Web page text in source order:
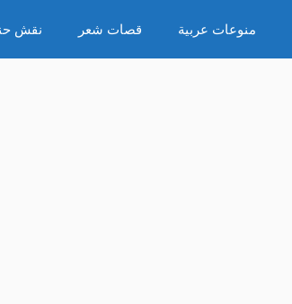
منوعات عربية قصات شعر نقش